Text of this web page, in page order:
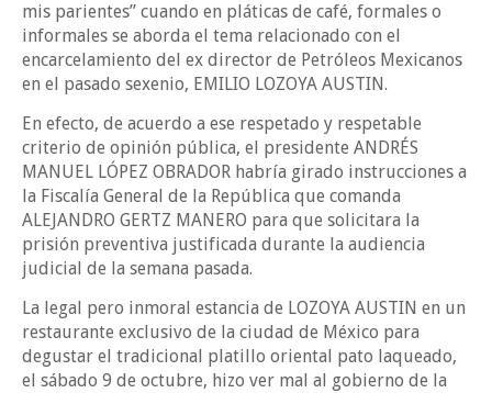
mis parientes” cuando en pláticas de café, formales o
informales se aborda el tema relacionado con el
encarcelamiento del ex director de Petróleos Mexicanos
en el pasado sexenio, EMILIO LOZOYA AUSTIN.
En efecto, de acuerdo a ese respetado y respetable
criterio de opinión pública, el presidente ANDRÉS
MANUEL LÓPEZ OBRADOR habría girado instrucciones a
la Fiscalía General de la República que comanda
ALEJANDRO GERTZ MANERO para que solicitara la
prisión preventiva justificada durante la audiencia
judicial de la semana pasada.
La legal pero inmoral estancia de LOZOYA AUSTIN en un
restaurante exclusivo de la ciudad de México para
degustar el tradicional platillo oriental pato laqueado,
el sábado 9 de octubre, hizo ver mal al gobierno de la